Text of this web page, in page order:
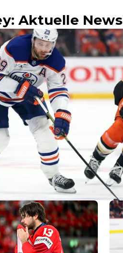
Aktuelle News